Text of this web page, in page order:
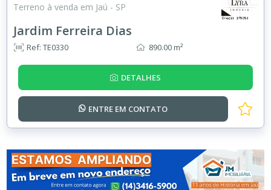
Terreno à venda em Jaú - SP
Jardim Ferreira Dias
Ref: TE0330 890.00 m²
DETALHES
ENTRE EM CONTATO